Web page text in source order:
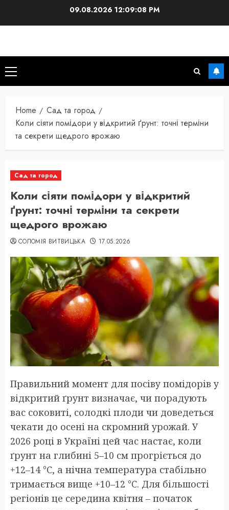
09.08.2026 12:09:09 PM
Primary
Menu
Home
Сад та город
Коли сіяти помідори у відкритий ґрунт: точні терміни
та секрети щедрого врожаю
Сад та город
Коли сіяти помідори у відкритий
ґрунт: точні терміни та секрети
щедрого врожаю
СОЛОМІЯ ВИТВИЦЬКА 17.05.2026
Правильний момент для посіву помідорів у
відкритий ґрунт визначає, чи порадують
вас соковиті, солодкі плоди чи доведеться
чекати до осені на скромний урожай. У
2026 році в Україні цей час настає, коли
ґрунт на глибині 5–10 см прогріється до
+12–14 °C, а нічна температура стабільно
тримається вище +10–12 °C. Для більшості
регіонів це середина квітня – початок